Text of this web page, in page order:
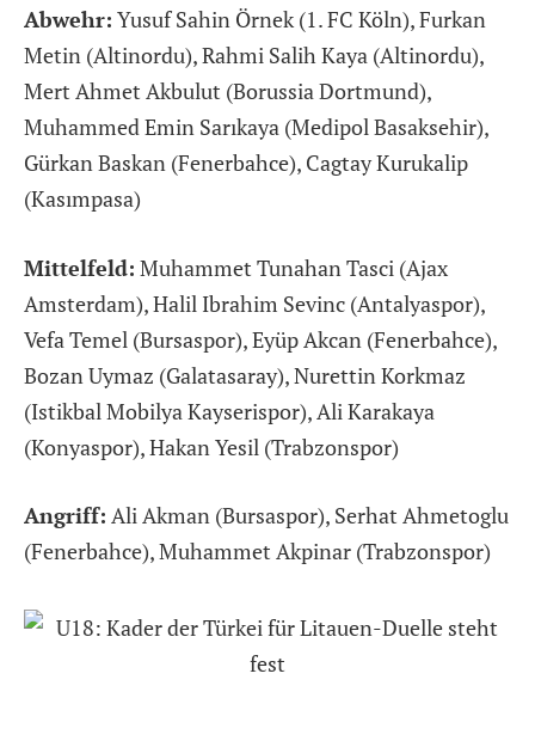
Abwehr: Yusuf Sahin Örnek (1. FC Köln), Furkan
Metin (Altinordu), Rahmi Salih Kaya (Altinordu),
Mert Ahmet Akbulut (Borussia Dortmund),
Muhammed Emin Sarıkaya (Medipol Basaksehir),
Gürkan Baskan (Fenerbahce), Cagtay Kurukalip
(Kasımpasa)
Mittelfeld: Muhammet Tunahan Tasci (Ajax
Amsterdam), Halil Ibrahim Sevinc (Antalyaspor),
Vefa Temel (Bursaspor), Eyüp Akcan (Fenerbahce),
Bozan Uymaz (Galatasaray), Nurettin Korkmaz
(Istikbal Mobilya Kayserispor), Ali Karakaya
(Konyaspor), Hakan Yesil (Trabzonspor)
Angriff: Ali Akman (Bursaspor), Serhat Ahmetoglu
(Fenerbahce), Muhammet Akpinar (Trabzonspor)